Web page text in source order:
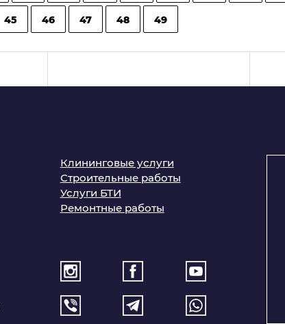
45 46 47 48 49
Клининговые услуги
Строительные работы
Услуги БТИ
Ремонтные работы